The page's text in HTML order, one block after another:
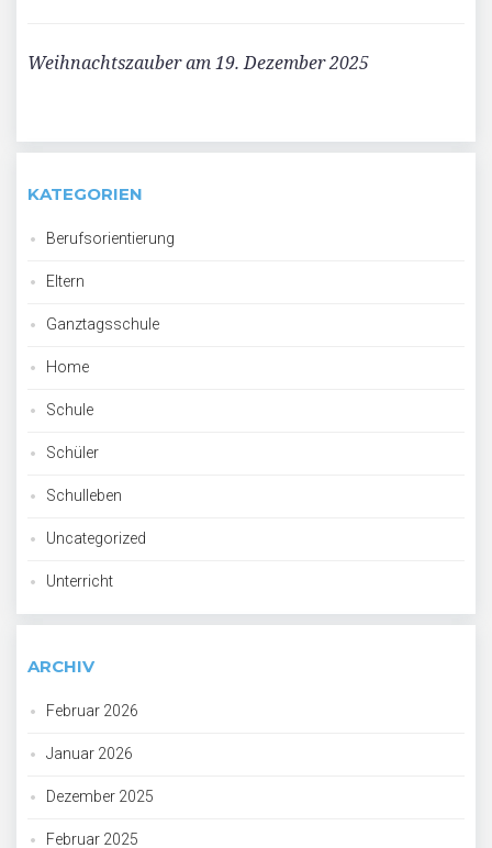
Weihnachtszauber am 19. Dezember 2025
KATEGORIEN
Berufsorientierung
Eltern
Ganztagsschule
Home
Schule
Schüler
Schulleben
Uncategorized
Unterricht
ARCHIV
Februar 2026
Januar 2026
Dezember 2025
Februar 2025